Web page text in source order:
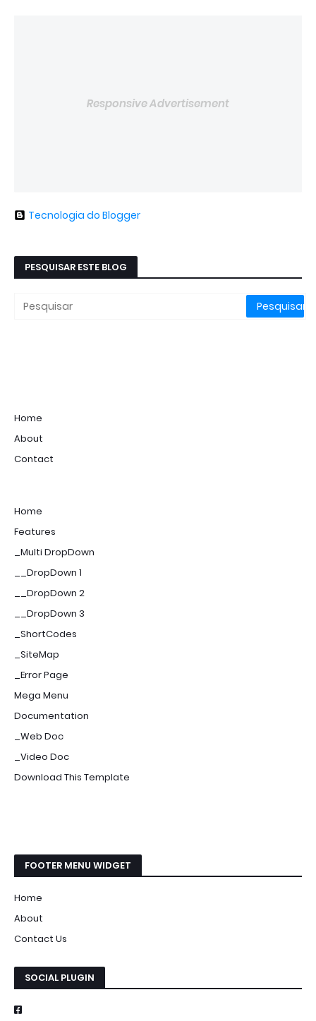
Responsive Advertisement
Tecnologia do Blogger
PESQUISAR ESTE BLOG
Home
About
Contact
Home
Features
_Multi DropDown
__DropDown 1
__DropDown 2
__DropDown 3
_ShortCodes
_SiteMap
_Error Page
Mega Menu
Documentation
_Web Doc
_Video Doc
Download This Template
FOOTER MENU WIDGET
Home
About
Contact Us
SOCIAL PLUGIN